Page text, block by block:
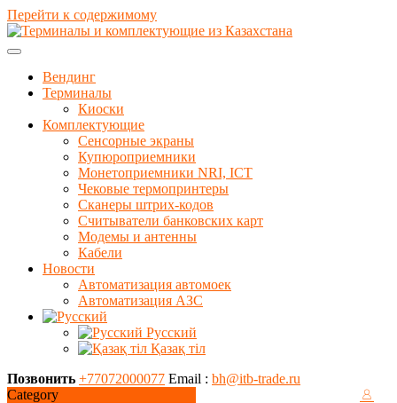
Перейти к содержимому
Вендинг
Терминалы
Киоски
Комплектующие
Сенсорные экраны
Купюроприемники
Монетоприемники NRI, ICT
Чековые термопринтеры
Сканеры штрих-кодов
Считыватели банковских карт
Модемы и антенны
Кабели
Новости
Автоматизация автомоек
Автоматизация АЗС
Русский
Қазақ тіл
Позвонить +77072000077 Email : bh@itb-trade.ru
Category